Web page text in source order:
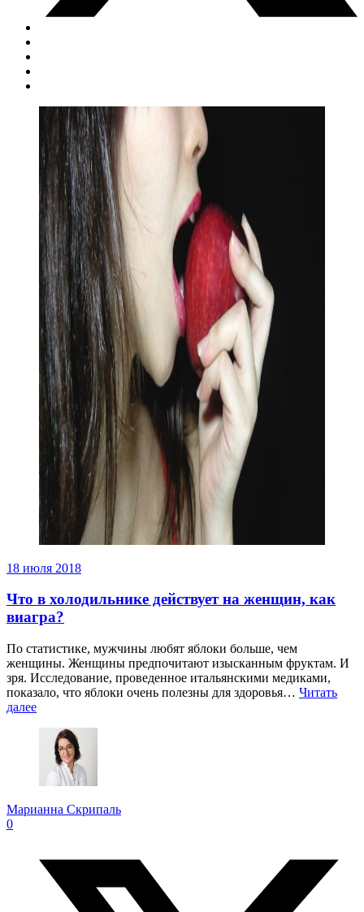
18 июля 2018
Что в холодильнике действует на женщин, как
виагра?
По статистике, мужчины любят яблоки больше, чем
женщины. Женщины предпочитают изысканным фруктам. И
зря. Исследование, проведенное итальянскими медиками,
показало, что яблоки очень полезны для здоровья… Читать
далее
Марианна Скрипаль
0